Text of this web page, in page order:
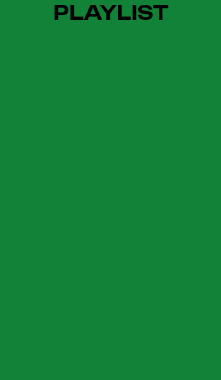
PLAYLIST